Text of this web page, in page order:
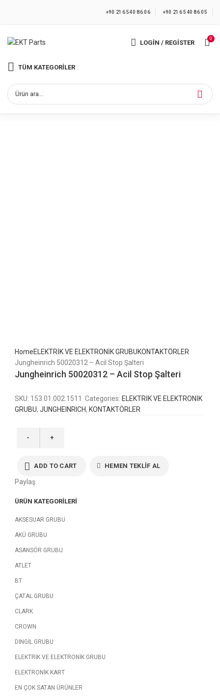
+90 216 540 86 06 +90 216 540 86 05
TÜM KATEGORILER
LOGIN / REGISTER
0
HomeELEKTRİK VE ELEKTRONİK GRUBUKONTAKTÖRLER
Jungheinrich 50020312 – Acil Stop Şalteri
Jungheinrich 50020312 – Acil Stop Şalteri
SKU: 153.01.002.1511 Categories: ELEKTRİK VE ELEKTRONİK
GRUBU, JUNGHEINRICH, KONTAKTÖRLER
Acil
Şalteri
quantity
ADD TO CART HEMEN TEKLIF AL
Paylaş
ÜRÜN KATEGORILERI
AKSESUAR GRUBU
AKÜ GRUBU
ASANSÖR GRUBU
ATLET
BT
ÇATAL GRUBU
CLARK
CROWN
DİNGİL GRUBU
ELEKTRİK VE ELEKTRONİK GRUBU
ELEKTRONİK KART
EN ÇOK SATAN ÜRÜNLER